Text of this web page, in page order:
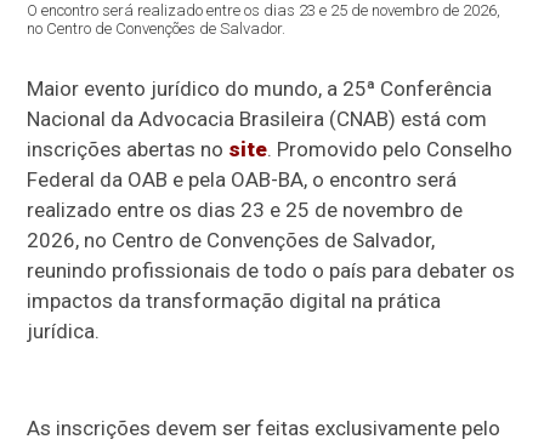
O encontro será realizado entre os dias 23 e 25 de novembro de 2026,
no Centro de Convenções de Salvador.
Maior evento jurídico do mundo, a 25ª Conferência
Nacional da Advocacia Brasileira (CNAB) está com
inscrições abertas no site. Promovido pelo Conselho
Federal da OAB e pela OAB-BA, o encontro será
realizado entre os dias 23 e 25 de novembro de
2026, no Centro de Convenções de Salvador,
reunindo profissionais de todo o país para debater os
impactos da transformação digital na prática
jurídica.
As inscrições devem ser feitas exclusivamente pelo